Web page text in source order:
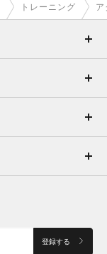
トレーニング
登録する